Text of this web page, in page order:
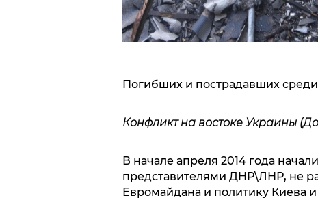
Погибших и пострадавших среди
Конфликт на востоке Украины
В начале апреля 2014 года
представителями ДНР\ЛНР, не
Евромайдана и политику